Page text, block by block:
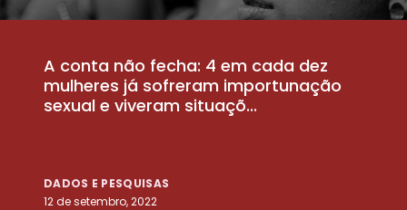
A conta não fecha: 4 em cada dez
mulheres já sofreram importunação
sexual e viveram situaçõ...
DADOS E PESQUISAS
12 de setembro, 2022